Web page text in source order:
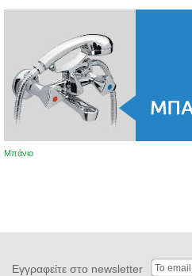
Μπάνιο
Εγγραφείτε στο newsletter